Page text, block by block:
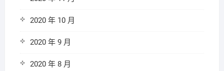
2020 年 10 月
2020 年 9 月
2020 年 8 月